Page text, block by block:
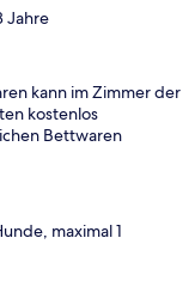
Jahre
kann im Zimmer der
kostenlos
Bettwaren
maximal 1